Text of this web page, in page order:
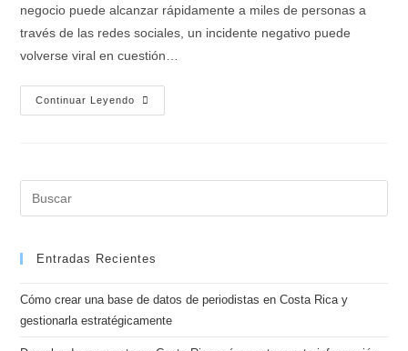
negocio puede alcanzar rápidamente a miles de personas a
través de las redes sociales, un incidente negativo puede
volverse viral en cuestión…
Continuar Leyendo
Entradas Recientes
Cómo crear una base de datos de periodistas en Costa Rica y
gestionarla estratégicamente